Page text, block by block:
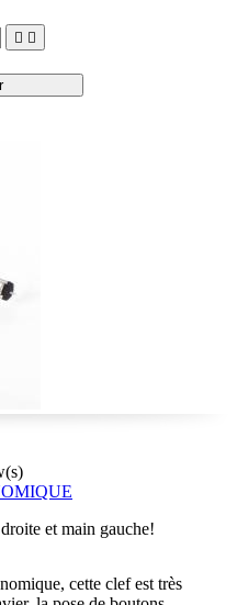
 
et main gauche!
cette clef est très